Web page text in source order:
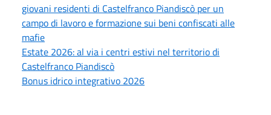
giovani residenti di Castelfranco Piandiscò per un
campo di lavoro e formazione sui beni confiscati alle
mafie
Estate 2026: al via i centri estivi nel territorio di
Castelfranco Piandiscò
Bonus idrico integrativo 2026